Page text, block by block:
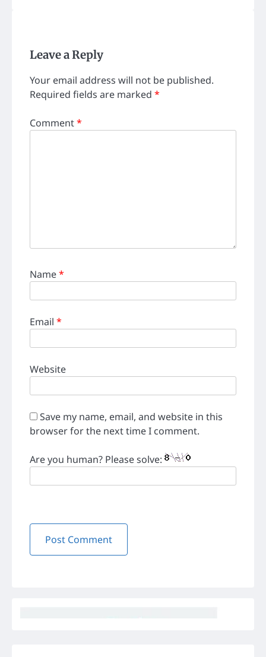
Leave a Reply
Your email address will not be published.
Required fields are marked *
Comment*
Name*
Email *
Website
Save my name, email, and website in this
browser for the next time I comment.
Are you human? Please solve: